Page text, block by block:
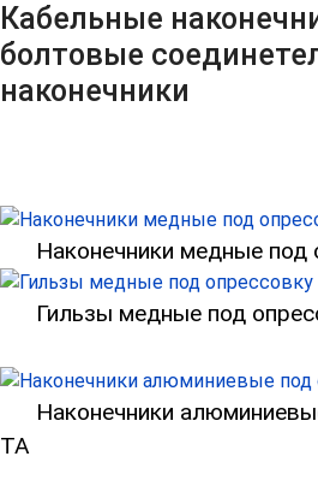
Кабельные
болтовые
наконечники
Наконечники медные
Гильзы медные под
Наконечники
ТА